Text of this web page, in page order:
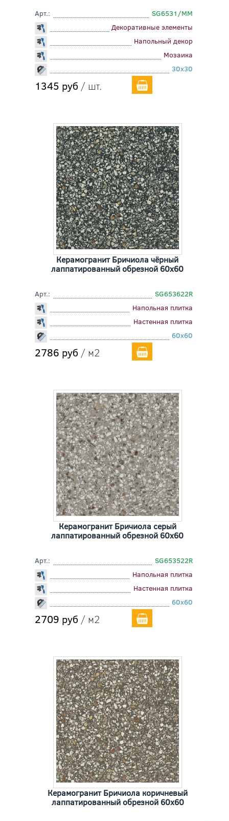
Арт.:
SG6531/MM
Декоративные элементы
Напольный декор
Мозаика
30x30
1345 руб / шт.
Керамогранит Бричиола чёрный
лаппатированный обрезной 60x60
Арт.:
SG653622R
Напольная плитка
Настенная плитка
60x60
2786 руб / м2
Керамогранит Бричиола серый
лаппатированный обрезной 60x60
Арт.:
SG653522R
Напольная плитка
Настенная плитка
60x60
2709 руб / м2
Керамогранит Бричиола коричневый
лаппатированный обрезной 60x60